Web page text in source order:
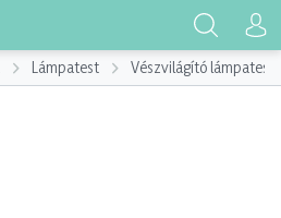
Lámpatest Vészvilágító lámpatest